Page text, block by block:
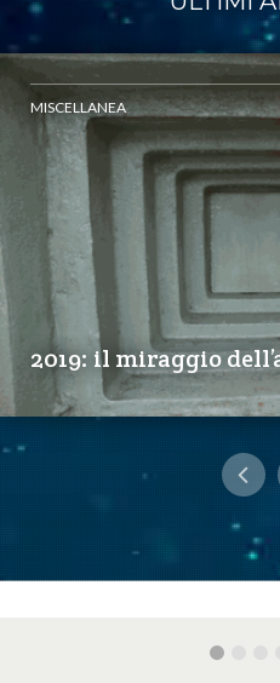
MISCELLANEA
2019: il miraggio